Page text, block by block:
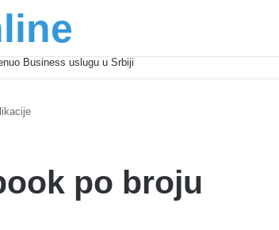
u regionu
po broju